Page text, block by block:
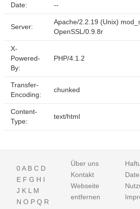
Date: --
Server:
Apache/2.2.19 (Unix)
OpenSSL/0.9.8r
X-
Powered-
By:
PHP/4.1.2
Transfer-
Encoding:
chunked
Content-
Type:
text/html
0A B C D
E F G H I
J K L M
N O P Q R
Über uns
Kontakt
Webseite
entfernen